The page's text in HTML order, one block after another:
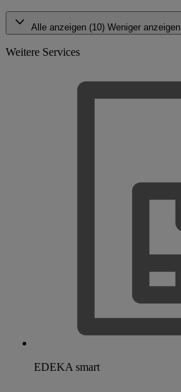
Alle anzeigen (10) Weniger anzeigen
Weitere Services
EDEKA smart